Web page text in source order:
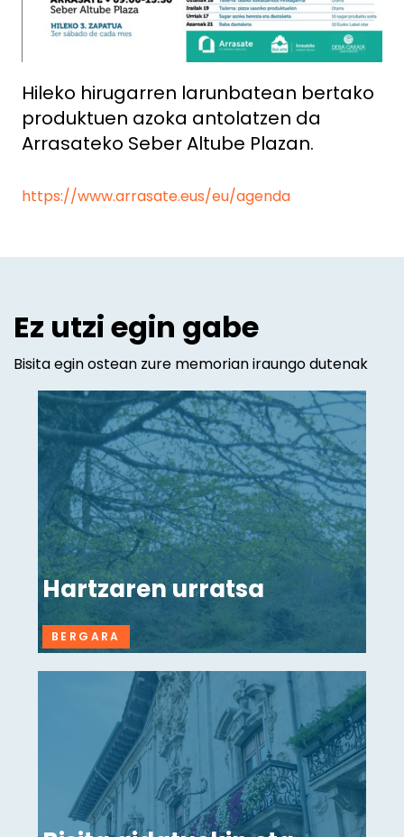
Hileko hirugarren larunbatean bertako
produktuen azoka antolatzen da
Arrasateko Seber Altube Plazan.
https://www.arrasate.eus/eu/agenda
Ez utzi egin gabe
Bisita egin ostean zure memorian iraungo dutenak
Hartzaren urratsa
BERGARA